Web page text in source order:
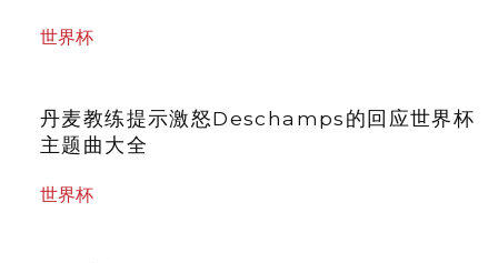
世界杯
丹麦教练提示激怒Deschamps的回应世界杯
主题曲大全
世界杯